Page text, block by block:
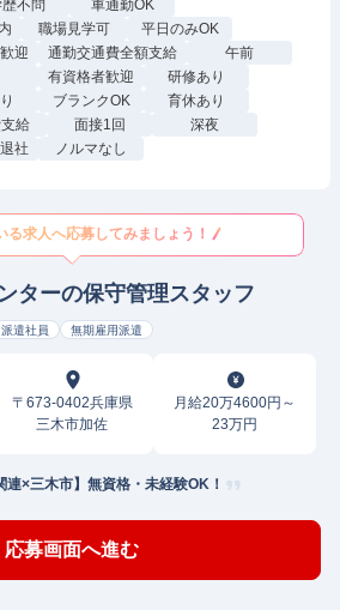
不問
車通勤OK
職場見学可
平日のみOK
迎 通勤交通費全額支給
午前
有資格者歓迎
研修あり
ブランクOK
育休あり
給 面接1回
深夜
社 ノルマなし
る求人へ応募してみましょう！
ターの保守管理スタッフ
派遣社員 無期雇用派遣
〒673-0402兵庫県
三木市加佐
月給20万4600円～
23万円
連×三木市】無資格・未経験OK！
応募画面へ進む